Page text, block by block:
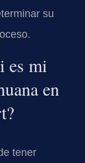
su
es mi
en
tener